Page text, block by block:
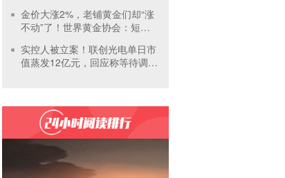
金价大涨2%，老铺黄金们却“涨
不动”了！世界黄金协会：短期
实控人被立案！联创光电单日市
值蒸发12亿元，回应称等待调查